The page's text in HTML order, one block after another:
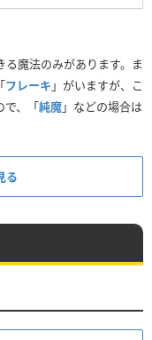
魔法のみがあります。ま
フレーキ 」がいますが、こ
で、「純魔」などの場合は
る